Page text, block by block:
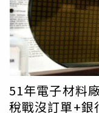
截至8月15日，全台
集中在製造業，半
人數高達2388人，
市場的汽機車車燈
示衝擊已全面擴散
算」，再加上台幣
價格落差高達20%。
51年電子材料
稅戰沒訂單+銀